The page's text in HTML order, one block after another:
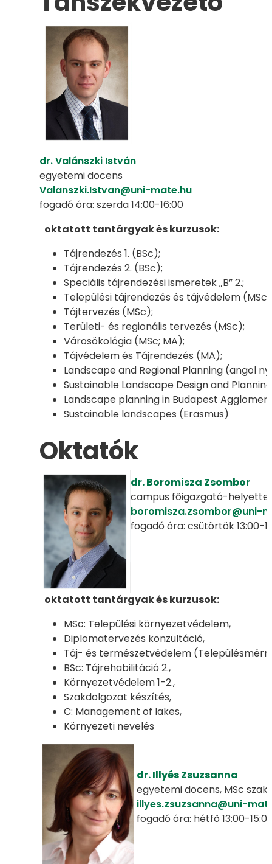
dr. Valánszki István
egyetemi docens
Valanszki.Istvan@uni-mate.hu
fogadó óra: szerda 14:00-16:00
oktatott tantárgyak és kurzusok:
Tájrendezés 1. (BSc);
Tájrendezés 2. (BSc);
Speciális tájrendezési ismeretek „B” 2.;
Települési tájrendezés és tájvédelem
Tájtervezés (MSc);
Területi- és regionális tervezés (MSc);
Városökológia (MSc; MA);
Tájvédelem és Tájrendezés (MA);
Landscape and Regional Planning (angol
Sustainable Landscape Design and
Landscape planning in Budapest
Sustainable landscapes (Erasmus)
Oktatók
dr. Boromisza Zsombor
campus főigazgató-
boromisza.zsombor@uni-
fogadó óra: csütörtök 13:00-
oktatott tantárgyak és kurzusok:
MSc: Települési környezetvédelem,
Diplomatervezés konzultáció,
Táj- és természetvédelem
BSc: Tájrehabilitáció 2.,
Környezetvédelem 1-2.,
Szakdolgozat készítés,
C: Management of lakes,
Környezeti nevelés
dr. Illyés Zsuzsanna
egyetemi docens, MSc
illyes.zsuzsanna@uni-
fogadó óra: hétfő 13:00-